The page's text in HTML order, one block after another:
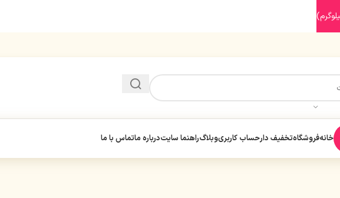
خانهفروشگاهتخفیف دارحساب کاربریوبلاگراهنما سایتدرباره ماتماس با ما